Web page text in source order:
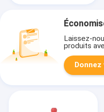
Laissez-
produits